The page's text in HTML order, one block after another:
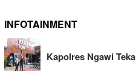
INFOTAINMENT
Kapolres Ngawi